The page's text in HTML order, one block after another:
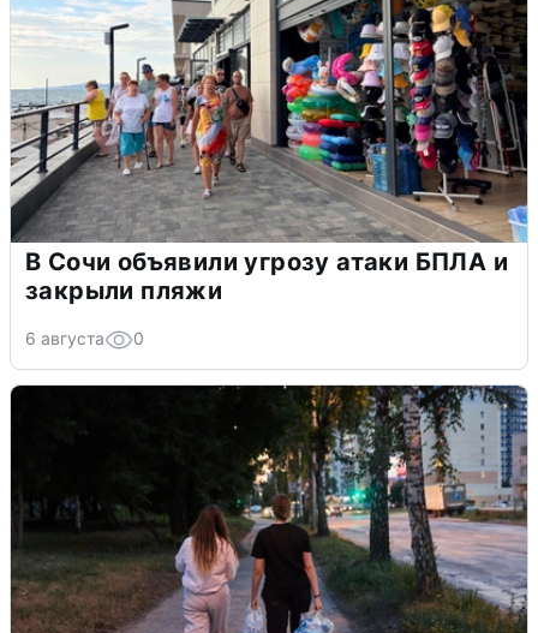
В Сочи объявили угрозу атаки БПЛА и
закрыли пляжи
6 августа 0